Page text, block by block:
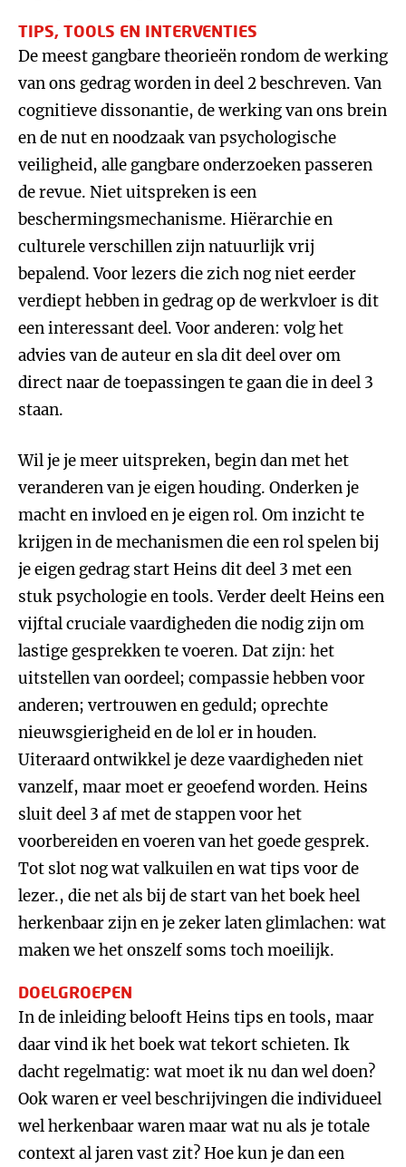
TIPS, TOOLS EN INTERVENTIES
De meest gangbare theorieën rondom de werking
van ons gedrag worden in deel 2 beschreven. Van
cognitieve dissonantie, de werking van ons brein
en de nut en noodzaak van psychologische
veiligheid, alle gangbare onderzoeken passeren
de revue. Niet uitspreken is een
beschermingsmechanisme. Hiërarchie en
culturele verschillen zijn natuurlijk vrij
bepalend. Voor lezers die zich nog niet eerder
verdiept hebben in gedrag op de werkvloer is dit
een interessant deel. Voor anderen: volg het
advies van de auteur en sla dit deel over om
direct naar de toepassingen te gaan die in deel 3
staan.
Wil je je meer uitspreken, begin dan met het
veranderen van je eigen houding. Onderken je
macht en invloed en je eigen rol. Om inzicht te
krijgen in de mechanismen die een rol spelen bij
je eigen gedrag start Heins dit deel 3 met een
stuk psychologie en tools. Verder deelt Heins een
vijftal cruciale vaardigheden die nodig zijn om
lastige gesprekken te voeren. Dat zijn: het
uitstellen van oordeel; compassie hebben voor
anderen; vertrouwen en geduld; oprechte
nieuwsgierigheid en de lol er in houden.
Uiteraard ontwikkel je deze vaardigheden niet
vanzelf, maar moet er geoefend worden. Heins
sluit deel 3 af met de stappen voor het
voorbereiden en voeren van het goede gesprek.
Tot slot nog wat valkuilen en wat tips voor de
lezer., die net als bij de start van het boek heel
herkenbaar zijn en je zeker laten glimlachen: wat
maken we het onszelf soms toch moeilijk.
DOELGROEPEN
In de inleiding belooft Heins tips en tools, maar
daar vind ik het boek wat tekort schieten. Ik
dacht regelmatig: wat moet ik nu dan wel doen?
Ook waren er veel beschrijvingen die individueel
wel herkenbaar waren maar wat nu als je totale
context al jaren vast zit? Hoe kun je dan een